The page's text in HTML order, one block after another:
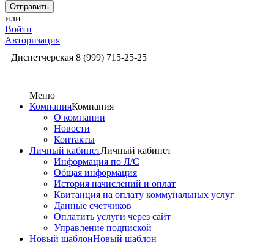
или
Войти
Авторизация
Диспетчерская 8 (999) 715-25-25
Меню
КомпанияКомпания
О компании
Новости
Контакты
Личный кабинетЛичный кабинет
Информация по Л/С
Общая информация
История начислений и оплат
Квитанция на оплату коммунальных услуг
Данные счетчиков
Оплатить услуги через сайт
Управление подпиской
Новый шаблонНовый шаблон